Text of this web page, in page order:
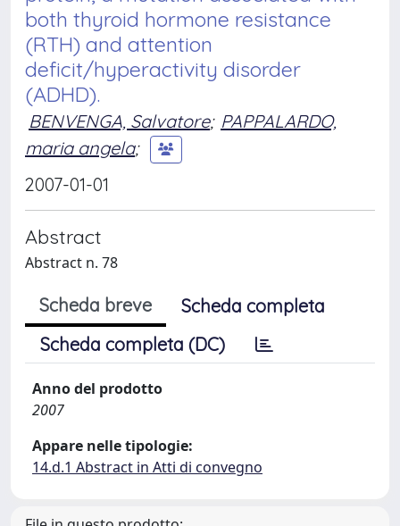
both thyroid hormone resistance
(RTH) and attention
deficit/hyperactivity disorder
(ADHD).
BENVENGA, Salvatore; PAPPALARDO,
maria angela;
2007-01-01
Abstract
Abstract n. 78
Scheda breve
Scheda completa
Scheda completa (DC)
Anno del prodotto
2007
Appare nelle tipologie:
14.d.1 Abstract in Atti di convegno